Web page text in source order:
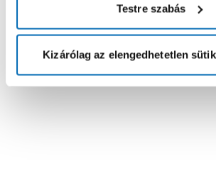
Testre szabás
Kizárólag az elengedhetetlen